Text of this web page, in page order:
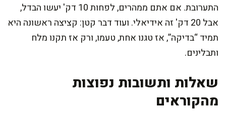
התערובת. אם אתם ממהרים, לפחות 10 דק' יעשו הבדל,
אבל 20 דק' זה אידיאלי. ועוד דבר קטן: קציצה ראשונה היא
תמיד “בדיקה”, אז טגנו אחת, טעמו, ורק אז תקנו מלח
ותבלינים.
שאלות ותשובות נפוצות
מהקוראים